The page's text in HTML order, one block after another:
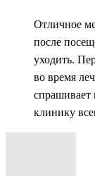
Отличное
после
уходить.
во время
спрашивает
клинику